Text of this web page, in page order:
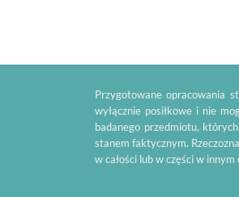
Przygotowane opracowania
wyłącznie posiłkowe i nie
badanego przedmiotu,
stanem faktycznym.
w całości lub w części w